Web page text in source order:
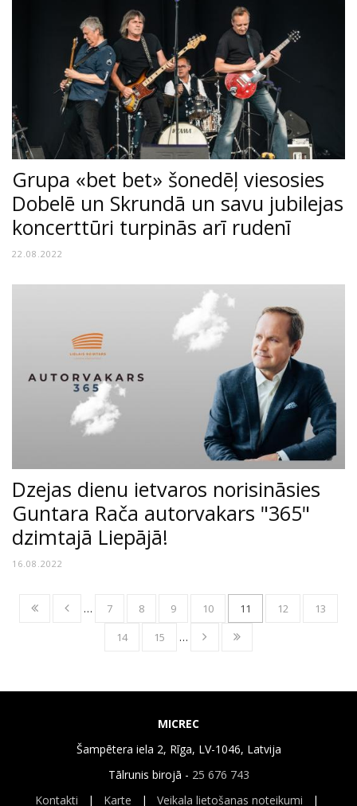
Grupa «bet bet» šonedēļ viesosies
Dobelē un Skrundā un savu jubilejas
koncerttūri turpinās arī rudenī
22.08.2022
Dzejas dienu ietvaros norisināsies
Guntara Rača autorvakars "365"
dzimtajā Liepājā!
16.08.2022
… 7 8 9 10 11 12
13
14
15 …
MICREC
Šampētera iela 2, Rīga, LV-1046, Latvija
Tālrunis birojā - 25 676 743
Kontakti | Karte | Veikala lietošanas noteikumi |